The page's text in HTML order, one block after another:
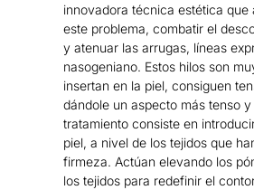
innovadora técnica estética que
este problema, combatir el
y atenuar las arrugas, líneas
nasogeniano. Estos hilos son
insertan en la piel, consiguen
dándole un aspecto más tenso
tratamiento consiste en
piel, a nivel de los tejidos que
firmeza. Actúan elevando los
los tejidos para redefinir el